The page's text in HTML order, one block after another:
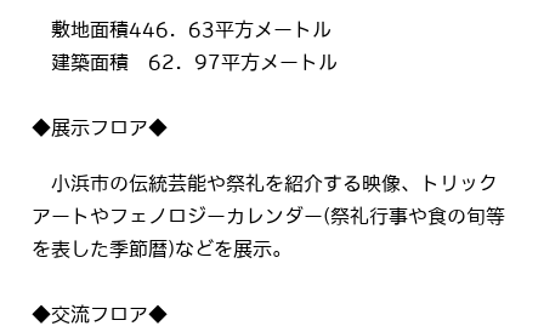
敷地面積446．63平方メートル
建築面積 62．97平方メートル
◆展示フロア◆
小浜市の伝統芸能や祭礼を紹介する映像、トリック
アートやフェノロジーカレンダー(祭礼行事や食の旬等
を表した季節暦)などを展示。
◆交流フロア◆